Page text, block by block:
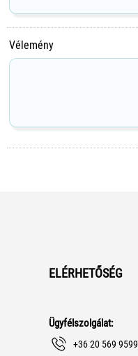
Vélemény
ELÉRHETŐSÉG
Ügyfélszolgálat:
+36 20 569 9599